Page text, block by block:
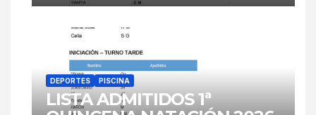
DEPORTES PISCINA
LISTA ADMITIDOS 1ª